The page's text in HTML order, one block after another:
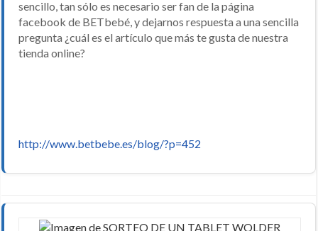
sencillo, tan sólo es necesario ser fan de la página
facebook de BETbebé, y dejarnos respuesta a una sencilla
pregunta ¿cuál es el artículo que más te gusta de nuestra
tienda online?
http://www.betbebe.es/blog/?p=452